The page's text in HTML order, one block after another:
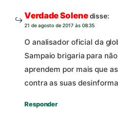
Verdade Solenedisse:
21 de agosto de 2017 às 08:35
O analisador oficial da
Sampaio brigaria para
aprendem por mais que
contra as suas
Responder